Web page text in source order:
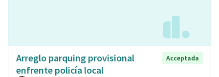
Arreglo parquing provisional
enfrente policía local
Acceptada